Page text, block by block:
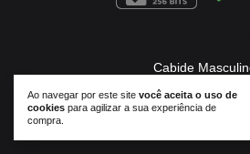
Ao navegar por este site você aceita o uso de
cookies para agilizar a sua experiência de
compra.
Cabide